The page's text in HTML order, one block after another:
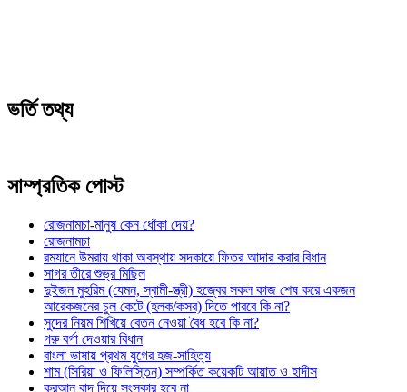
ভর্তি তথ্য
সাম্প্রতিক পোস্ট
রোজনামচা-মানুষ কেন ধোঁকা দেয়?
রোজনামচা
রমযানে উমরায় থাকা অবস্থায় সদকায়ে ফিতর আদার করার বিধান
সাগর তীরে শুভ্র মিছিল
দুইজন মুহরিম (যেমন, স্বামী-স্ত্রী) হজ্বের সকল কাজ শেষ করে একজন
আরেকজনের চুল কেটে (হলক/কসর) দিতে পারবে কি না?
সুদের নিয়ম শিখিয়ে বেতন নেওয়া বৈধ হবে কি না?
গরু বর্গা দেওয়ার বিধান
বাংলা ভাষায় প্রথম যুগের হজ-সাহিত্য
শাম (সিরিয়া ও ফিলিস্তিন) সম্পর্কিত কয়েকটি আয়াত ও হাদীস
কুরআন বাদ দিয়ে সংস্কার হবে না